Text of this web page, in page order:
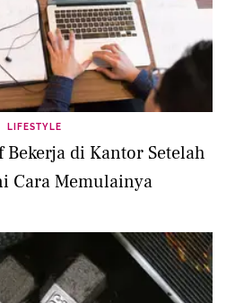
LIFESTYLE
di Kantor Setelah
Cara Memulainya